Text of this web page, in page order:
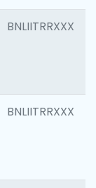
BNLIITRRXXX
BNLIITRRXXX